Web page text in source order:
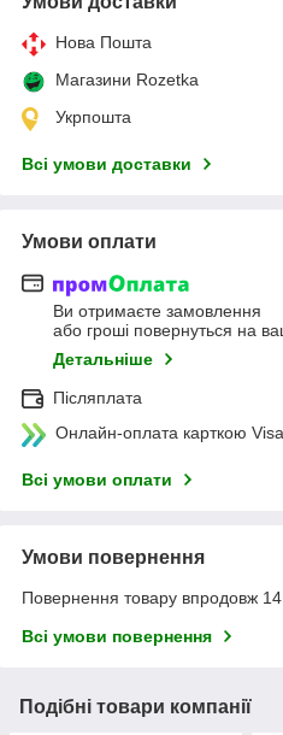
Нова Пошта
Магазини Rozetka
Укрпошта
Всі умови доставки
Умови оплати
Ви отримаєте замовлення
або гроші повернуться на
Детальніше
Післяплата
Онлайн-оплата карткою
Всі умови оплати
Умови повернення
Повернення товару впродовж 14
Всі умови повернення
Подібні товари компанії